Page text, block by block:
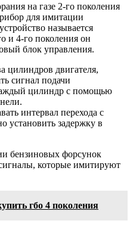
на газе 2-го поколения
для имитации
называется
и 4-го поколения он
блок управления.
цилиндров двигателя,
сигнал подачи
цилиндр с помощью
интервал перехода с
установить задержку в
бензиновых форсунок
которые имитируют
гбо 4 поколения